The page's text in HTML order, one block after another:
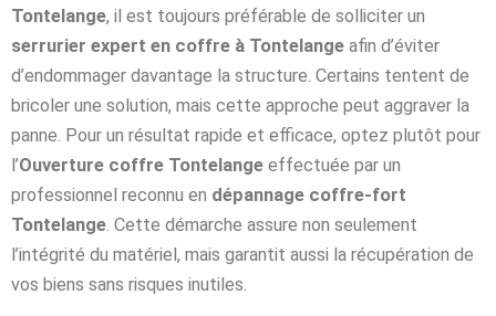
Tontelange, il est toujours préférable de solliciter un
serrurier expert en coffre à Tontelange afin d’éviter
d’endommager davantage la structure. Certains tentent de
bricoler une solution, mais cette approche peut aggraver la
panne. Pour un résultat rapide et efficace, optez plutôt pour
l’Ouverture coffre Tontelange effectuée par un
professionnel reconnu en dépannage coffre-fort
Tontelange. Cette démarche assure non seulement
l’intégrité du matériel, mais garantit aussi la récupération de
vos biens sans risques inutiles.